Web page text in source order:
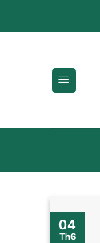
content
04
Th6